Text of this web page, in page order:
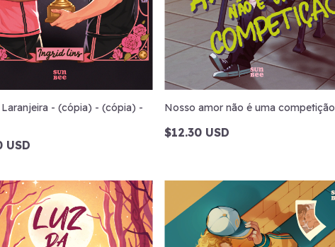
- (cópia) - (cópia) -
USD
Nosso amor não é uma competição
$12.30 USD